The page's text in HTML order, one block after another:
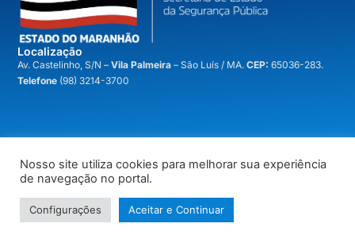
Localização
Av. Castelinho, S/N –Vila Palmeira– São Luís / MA.CEP: 65036-283.
Telefone (98) 3214-3700
| (98) 3214-3700 | 3214-3701
voltar ao topo
Nosso site utiliza cookies para melhorar sua experiência
de navegação no portal.
Configurações Aceitar e Continuar